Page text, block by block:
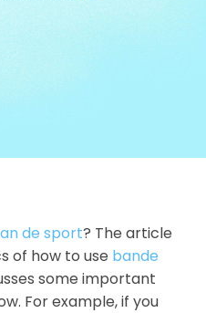
de sport? The article
of how to use bande
some important
For example, if you